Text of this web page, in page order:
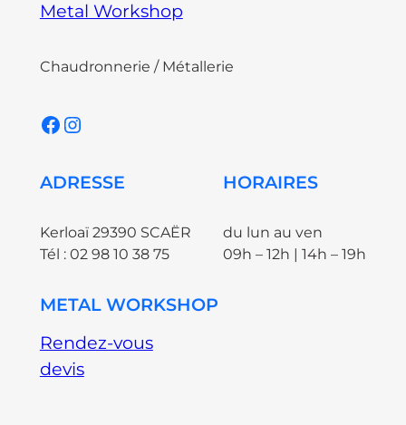
Metal Workshop
Chaudronnerie / Métallerie
Facebook Instagram
ADRESSE
Kerloaï 29390 SCAËR
Tél : 02 98 10 38 75
HORAIRES
du lun au ven
09h – 12h | 14h – 19h
METAL WORKSHOP
Rendez-vous
devis